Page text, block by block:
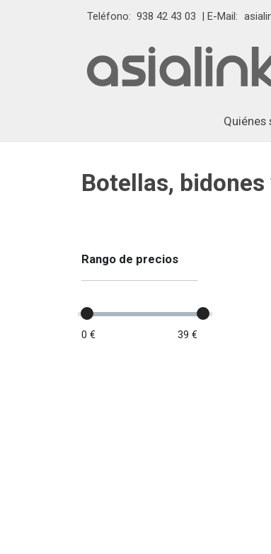
Teléfono: 938 42 43 03 | E-Mail:
Quiénes
Botellas,
Rango de precios
0 € 39 €